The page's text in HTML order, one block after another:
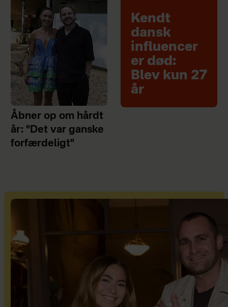
Åbner op om hårdt
år: "Det var ganske
forfærdeligt"
Kendt
dansk
influencer
er død:
Blev kun 27
år